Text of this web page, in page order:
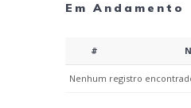
Em Andamento
#
Nenhum registro